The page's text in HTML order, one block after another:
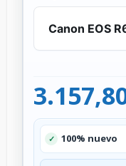
Canon EOS
✓ 100% nuevo